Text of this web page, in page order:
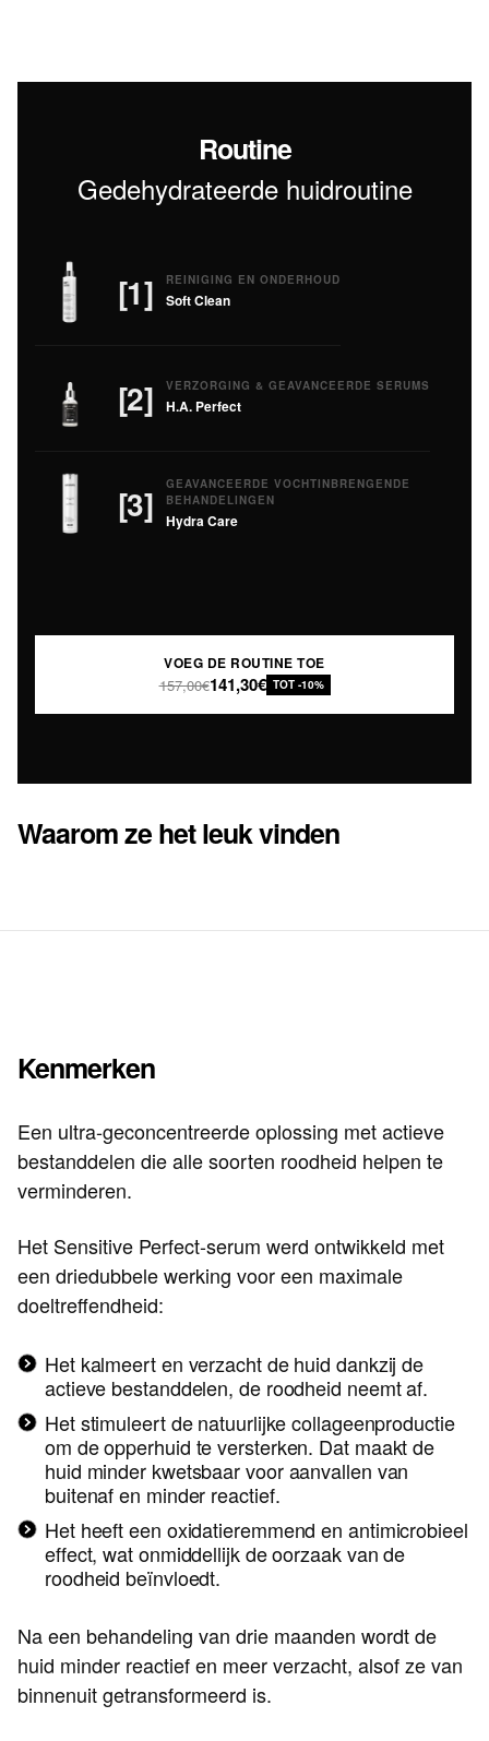
Routine
Gedehydrateerde huidroutine
[1] REINIGING EN ONDERHOUD
Soft Clean
[2] VERZORGING & GEAVANCEERDE SERUMS
H.A. Perfect
[3]
GEAVANCEERDE VOCHTINBRENGENDE
BEHANDELINGEN
Hydra Care
VOEG DE ROUTINE TOE
157,00€141,30€ TOT -10%
Waarom ze het leuk vinden
Kenmerken
Een ultra-geconcentreerde oplossing met actieve
bestanddelen die alle soorten roodheid helpen te
verminderen.
Het Sensitive Perfect-serum werd ontwikkeld met
een driedubbele werking voor een maximale
doeltreffendheid:
Het kalmeert en verzacht de huid dankzij de
actieve bestanddelen, de roodheid neemt af.
Het stimuleert de natuurlijke collageenproductie
om de opperhuid te versterken. Dat maakt de
huid minder kwetsbaar voor aanvallen van
buitenaf en minder reactief.
Het heeft een oxidatieremmend en antimicrobieel
effect, wat onmiddellijk de oorzaak van de
roodheid beïnvloedt.
Na een behandeling van drie maanden wordt de
huid minder reactief en meer verzacht, alsof ze van
binnenuit getransformeerd is.